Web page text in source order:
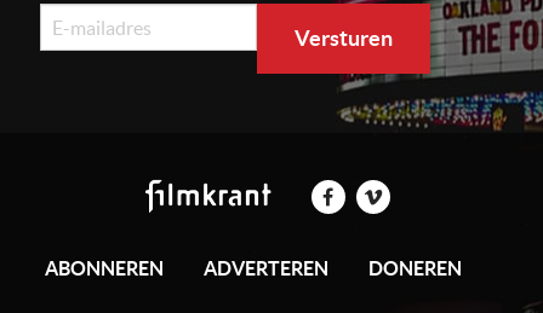
ABONNEREN ADVERTEREN DONEREN